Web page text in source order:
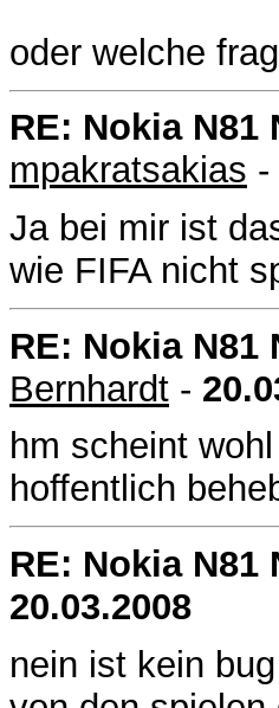
oder welche
RE: Nokia
mpakratsakias -
Ja bei mir ist
wie FIFA nicht
RE: Nokia
Bernhardt -
hm scheint
hoffentlich
RE: Nokia
20.03.2008
nein ist kein